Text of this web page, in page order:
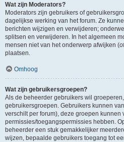
Wat zijn Moderators?
Moderators zijn gebruikers of
dagelijkse werking van het forum. Ze
berichten wijzigen en verwijderen;
splitsen en verwijderen. In het algemeen
mensen niet van het onderwerp afwijken (
plaatsen.
Omhoog
Wat zijn gebruikersgroepen?
Als de beheerder gebruikers wil
gebruikersgroepen. Gebruikers kunnen
verschilt per forum), deze groepen kunnen
permissies/toegangspermissies hebben.
beheerder een stuk gemakkelijker
wijzen, bepaalde gebruikers toegang tot